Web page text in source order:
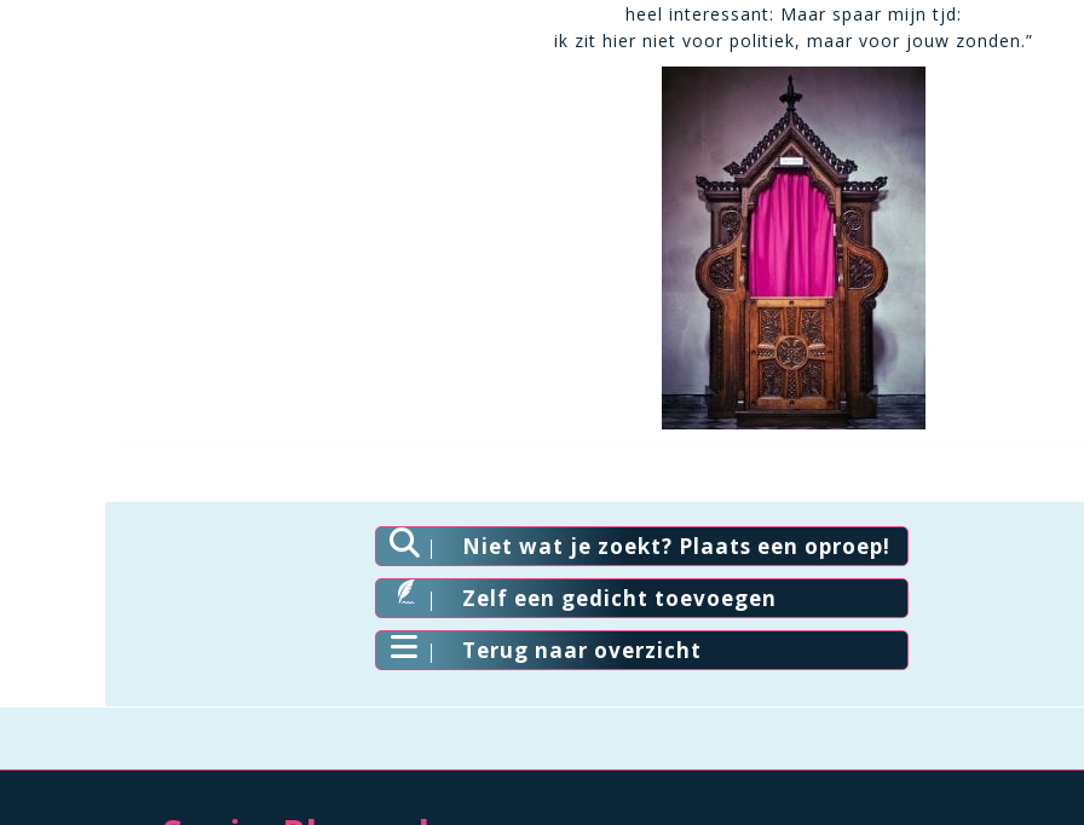
heel interessant: Maar spaar mijn tjd:
ik zit hier niet voor politiek, maar voor jouw zonden.”
Niet wat je zoekt? Plaats een oproep!
Zelf een gedicht toevoegen
Terug naar overzicht